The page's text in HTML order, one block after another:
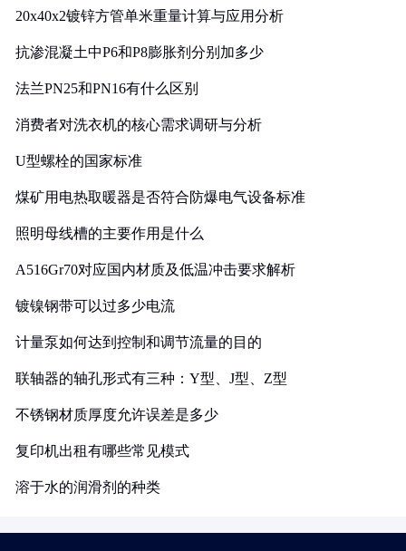
20x40x2镀锌方管单米重量计算与应用分析
抗渗混凝土中P6和P8膨胀剂分别加多少
法兰PN25和PN16有什么区别
消费者对洗衣机的核心需求调研与分析
U型螺栓的国家标准
煤矿用电热取暖器是否符合防爆电气设备标准
照明母线槽的主要作用是什么
A516Gr70对应国内材质及低温冲击要求解析
镀镍钢带可以过多少电流
计量泵如何达到控制和调节流量的目的
联轴器的轴孔形式有三种：Y型、J型、Z型
不锈钢材质厚度允许误差是多少
复印机出租有哪些常见模式
溶于水的润滑剂的种类